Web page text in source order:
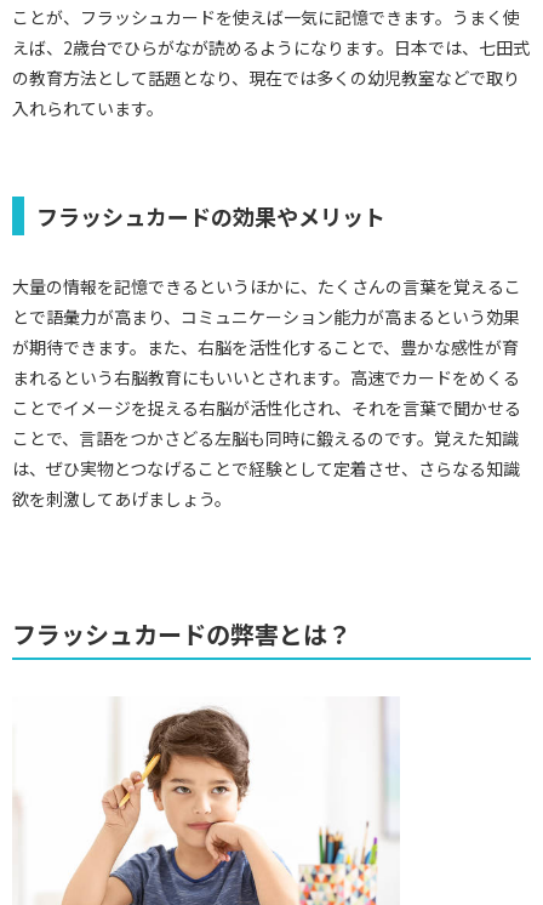
ことが、フラッシュカードを使えば一気に記憶できます。うまく使
えば、2歳台でひらがなが読めるようになります。日本では、七田式
の教育方法として話題となり、現在では多くの幼児教室などで取り
入れられています。
フラッシュカードの効果やメリット
大量の情報を記憶できるというほかに、たくさんの言葉を覚えるこ
とで語彙力が高まり、コミュニケーション能力が高まるという効果
が期待できます。また、右脳を活性化することで、豊かな感性が育
まれるという右脳教育にもいいとされます。高速でカードをめくる
ことでイメージを捉える右脳が活性化され、それを言葉で聞かせる
ことで、言語をつかさどる左脳も同時に鍛えるのです。覚えた知識
は、ぜひ実物とつなげることで経験として定着させ、さらなる知識
欲を刺激してあげましょう。
フラッシュカードの弊害とは？